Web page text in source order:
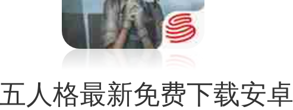
人格最新免费下载安卓